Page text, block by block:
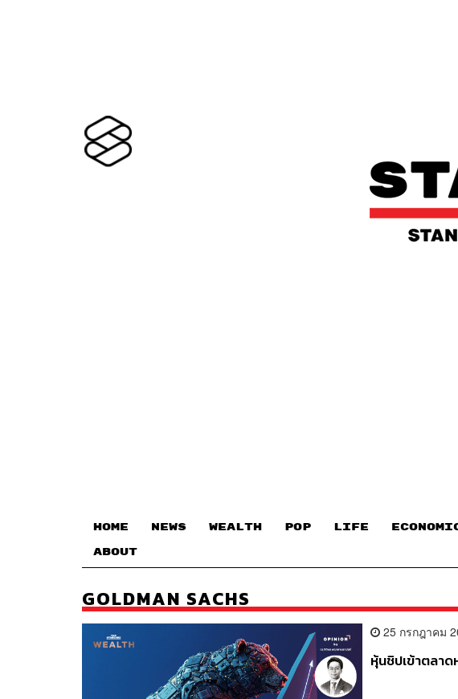
HOME NEWS WEALTH POP LIFE
ABOUT
GOLDMAN SACHS
25 กรกฎาคม
หุ้นชิปเข้าตลา